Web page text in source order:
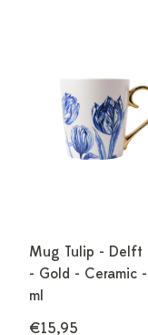
Mug Tulip - Delft
- Gold - Ceramic
ml
€15,95